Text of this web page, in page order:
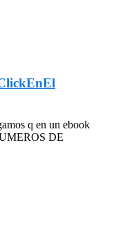
q en un ebook
DE